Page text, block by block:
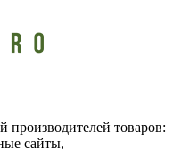
производителей товаров:
сайты,